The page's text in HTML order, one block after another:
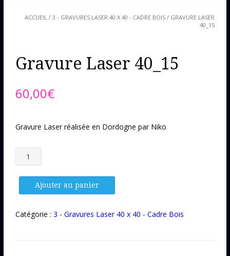
ACCUEIL / 3 - GRAVURES LASER 40 X 40 - CADRE BOIS / GRAVURE LASER
40_15
Gravure Laser 40_15
60,00€
Gravure Laser réalisée en Dordogne par Niko
quantité
de
40_15
Ajouter au panier
Catégorie : 3 - Gravures Laser 40 x 40 - Cadre Bois